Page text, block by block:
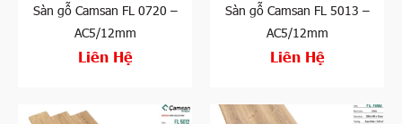
Sàn gỗ Camsan FL 0720 –
AC5/12mm
Liên Hệ
Sàn gỗ Camsan FL 5013 –
AC5/12mm
Liên Hệ